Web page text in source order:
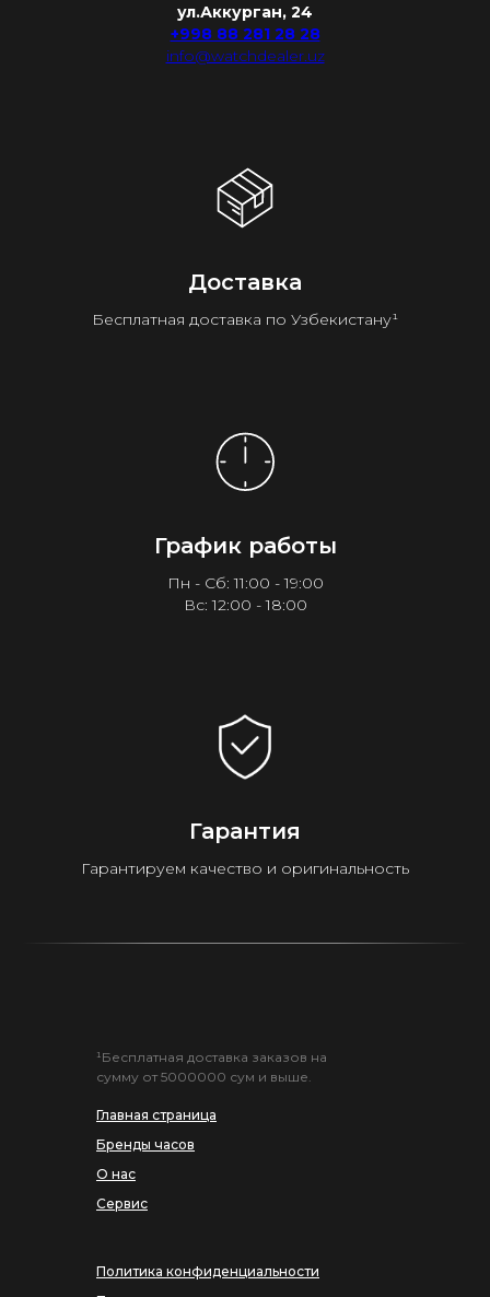
ул.Аккурган, 24
+998 88 281 28 28
info@watchdealer.uz
Доставка
Бесплатная доставка по Узбекистану¹
График работы
Пн - Сб: 11:00 - 19:00
Вс: 12:00 - 18:00
Гарантия
Гарантируем качество и оригинальность
Главная страница
Бренды часов
О нас
Сервис
¹Бесплатная доставка заказов на
сумму от 5000000 сум и выше.
Политика конфиденциальности